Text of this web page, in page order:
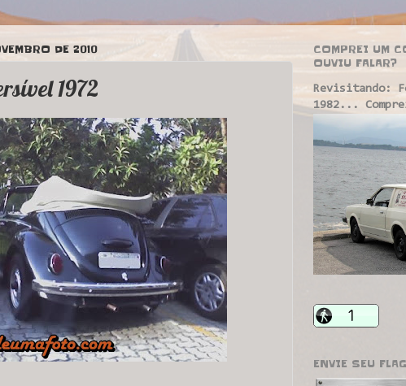
DE 2010
1972
COMPREI UM
OUVIU FALAR?
Revisitando:
1982...
ENVIE SEU